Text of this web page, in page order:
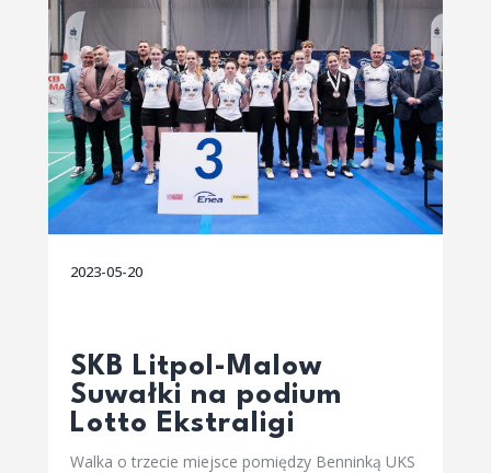
2023-05-20
SKB Litpol-Malow
Suwałki na podium
Lotto Ekstraligi
Walka o trzecie miejsce pomiędzy Benninką UKS